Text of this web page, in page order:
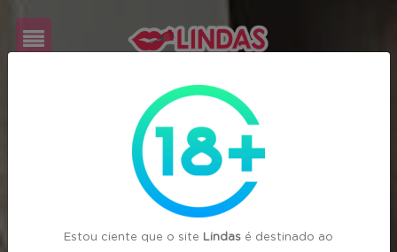
Estou ciente que o site Lindas é destinado ao